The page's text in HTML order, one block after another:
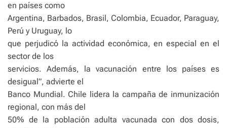
en países como
Argentina, Barbados, Brasil, Colombia, Ecuador, Paraguay,
Perú y Uruguay, lo
que perjudicó la actividad económica, en especial en el
sector de los
servicios. Además, la vacunación entre los países es
desigual”, advierte el
Banco Mundial. Chile lidera la campaña de inmunización
regional, con más del
50% de la población adulta vacunada con dos dosis,